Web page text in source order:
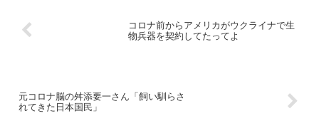
元コロナ脳の舛添要一さん「飼い馴らさ
ホーム 桑野一哉の陰謀論